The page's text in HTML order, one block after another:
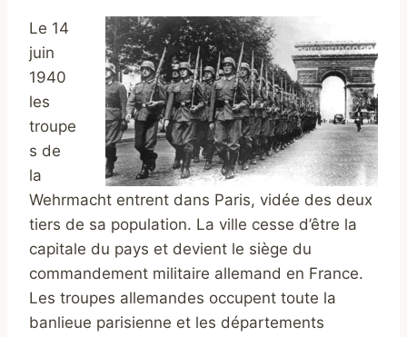
Le 14
juin
1940
les
troupe
s de
la
Wehrmacht entrent dans Paris, vidée des deux
tiers de sa population. La ville cesse d’être la
capitale du pays et devient le siège du
commandement militaire allemand en France.
Les troupes allemandes occupent toute la
banlieue parisienne et les départements